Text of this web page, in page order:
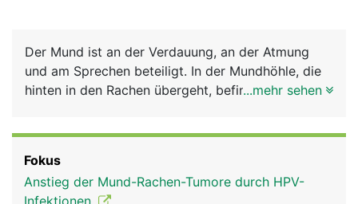
News
Rubriken
Der Mund ist an der Verdauung, an der Atmung
und am Sprechen beteiligt. In der Mundhöhle, die
hinten in den Rachen übergeht, befinden sich die
Speicheldrüsen und Schleimzellen der
Mundschleimhaut ständig feucht gehalten. Den
...mehr sehen
Fokus
Anstieg der Mund-Rachen-Tumore durch HPV-
Infektionen